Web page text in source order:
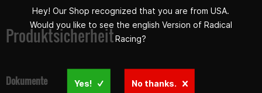
Produktsicherheit
Dokumente
Hey! Our Shop recognized that you are from USA.
Would you like to see the english Version of Radical
Racing?
Yes! No thanks.